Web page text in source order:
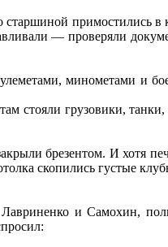
примостились в
— проверяли
минометами и
стояли грузовики,
брезентом. И хотя
скопились густые
и Самохин,